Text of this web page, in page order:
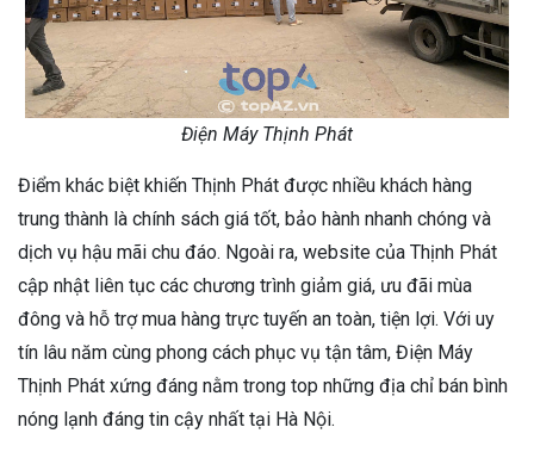
Điện Máy Thịnh Phát
Điểm khác biệt khiến Thịnh Phát được nhiều khách hàng
trung thành là chính sách giá tốt, bảo hành nhanh chóng và
dịch vụ hậu mãi chu đáo. Ngoài ra, website của Thịnh Phát
cập nhật liên tục các chương trình giảm giá, ưu đãi mùa
đông và hỗ trợ mua hàng trực tuyến an toàn, tiện lợi. Với uy
tín lâu năm cùng phong cách phục vụ tận tâm, Điện Máy
Thịnh Phát xứng đáng nằm trong top những địa chỉ bán bình
nóng lạnh đáng tin cậy nhất tại Hà Nội.